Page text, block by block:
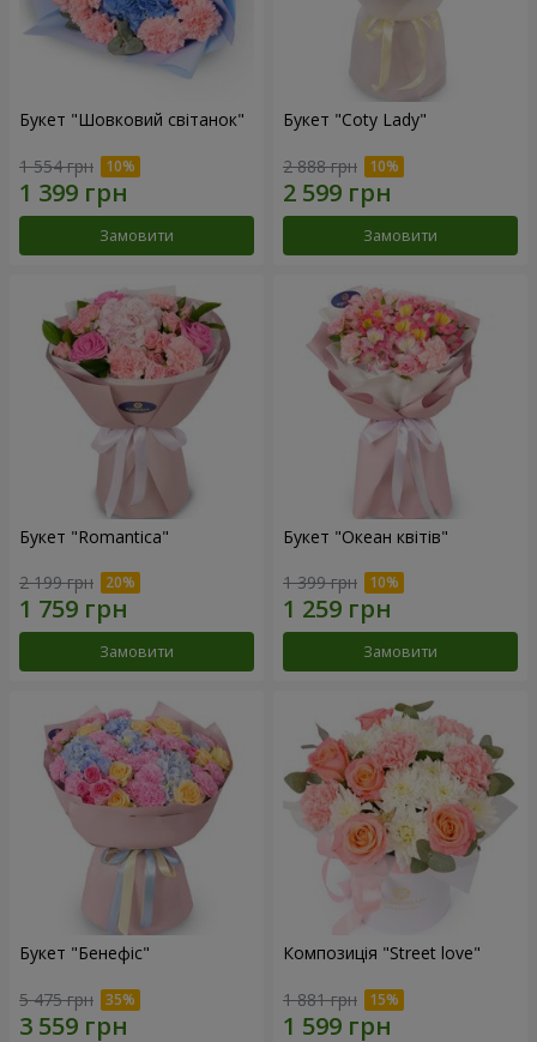
Букет "Шовковий світанок"
1 554 грн
Замовити
Букет "Coty Lady"
2 888 грн
Замовити
Букет "Romantica"
2 199 грн
Замовити
Букет "Океан квітів"
1 399 грн
Замовити
Букет "Бенефіс"
5 475 грн
Композиція "Street love"
1 881 грн